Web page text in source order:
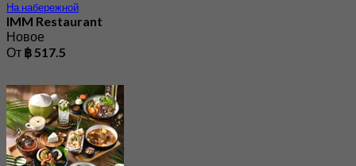
На набережной
IMM Restaurant
Новое
От ฿ 517.5